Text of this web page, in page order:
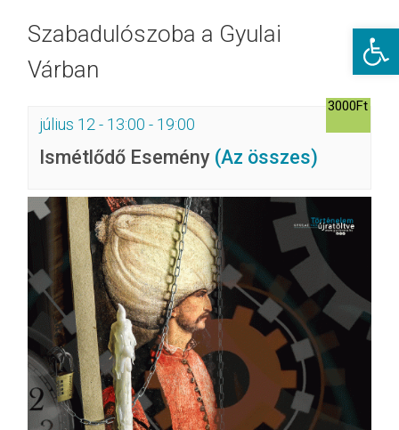
Szabadulószoba a Gyulai
Várban
július 12 - 13:00 - 19:00
Ismétlődő Esemény (Az összes)
3000Ft